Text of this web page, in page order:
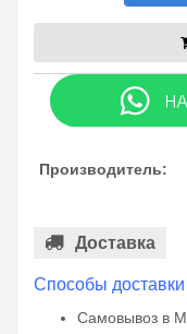
Производитель:
Доставка
Способы
Самовывоз в